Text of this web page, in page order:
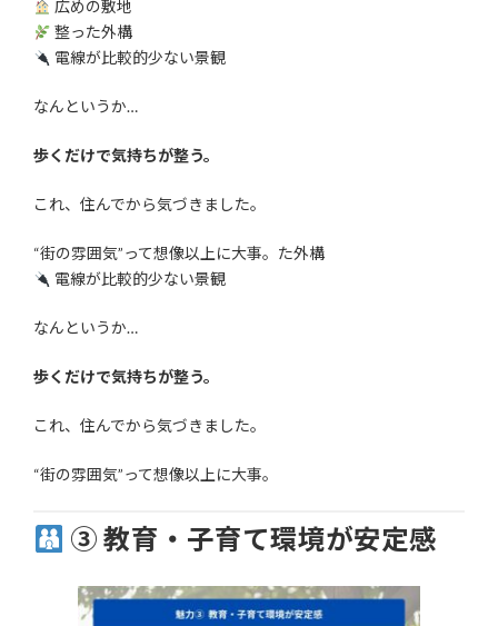
広めの敷地
整った外構
電線が比較的少ない景観
なんというか…
歩くだけで気持ちが整う。
これ、住んでから気づきました。
“街の雰囲気”って想像以上に大事。た外構
電線が比較的少ない景観
なんというか…
歩くだけで気持ちが整う。
これ、住んでから気づきました。
“街の雰囲気”って想像以上に大事。
③ 教育・子育て環境が安定感